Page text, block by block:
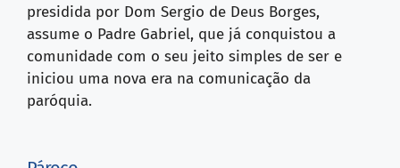
presidida por Dom Sergio de Deus Borges,
assume o Padre Gabriel, que já conquistou a
comunidade com o seu jeito simples de ser e
iniciou uma nova era na comunicação da
paróquia.